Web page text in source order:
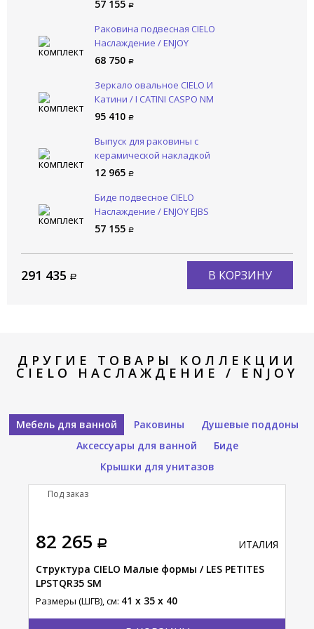
57 155
Раковина подвесная CIELO
Наслаждение / ENJOY
EJLA60SF LV
68 750
Зеркало овальное CIELO И
Катини / I CATINI CASPO NM
95 410
Выпуск для раковины с
керамической накладкой
CIELO Сива / SIWA PIL01 LV
12 965
Биде подвесное CIELO
Наслаждение / ENJOY EJBS
LV
57 155
291 435 В КОРЗИНУ
ДРУГИЕ ТОВАРЫ КОЛЛЕКЦИИ
CIELO НАСЛАЖДЕНИЕ / ENJOY
Мебель для ванной Раковины
Душевые поддоны
Аксессуары для ванной
Биде
Крышки для унитазов
82 265
ИТАЛИЯ
Структура CIELO Малые формы / LES PETITES
LPSTQR35 SM
Размеры (ШГВ), см: 41 x 35 x 40
Под заказ